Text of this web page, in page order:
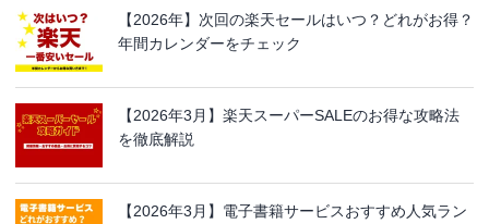
【2026年】次回の楽天セールはいつ？どれがお得？
年間カレンダーをチェック
【2026年3月】楽天スーパーSALEのお得な攻略法
を徹底解説
【2026年3月】電子書籍サービスおすすめ人気ラン